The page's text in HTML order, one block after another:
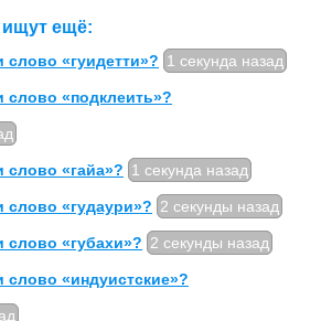
ищут ещё:
слово «гуидетти»? 1 секунда назад
слово «подклеить»?
слово «гайа»? 1 секунда назад
слово «гудаури»? 2 секунды назад
слово «губахи»? 2 секунды назад
слово «индуистские»?